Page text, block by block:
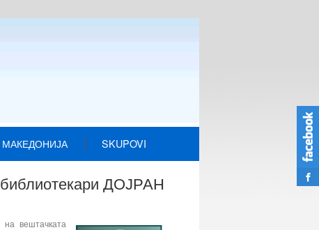
МАКЕДОНИЈА SKUPOVI
ДОЈРАН
на вештачката